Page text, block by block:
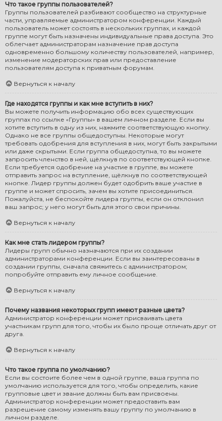
Что такое группы пользователей?
Группы пользователей разбивают сообщество на структурные
части, управляемые администратором конференции. Каждый
пользователь может состоять в нескольких группах, и каждой
группе могут быть назначены индивидуальные права доступа. Это
облегчает администраторам назначение прав доступа
одновременно большому количеству пользователей, например,
изменение модераторских прав или предоставление
пользователям доступа к приватным форумам.
Вернуться к началу
Где находятся группы и как мне вступить в них?
Вы можете получить информацию обо всех существующих
группах по ссылке «Группы» в вашем личном разделе. Если вы
хотите вступить в одну из них, нажмите соответствующую кнопку.
Однако не все группы общедоступны. Некоторые могут
требовать одобрения для вступления в них, могут быть закрытыми
или даже скрытыми. Если группа общедоступна, то вы можете
запросить членство в ней, щёлкнув по соответствующей кнопке.
Если требуется одобрение на участие в группе, вы можете
отправить запрос на вступление, щёлкнув по соответствующей
кнопке. Лидер группы должен будет одобрить ваше участие в
группе и может спросить, зачем вы хотите присоединиться.
Пожалуйста, не беспокойте лидера группы, если он отклонил
ваш запрос; у него могут быть для этого свои причины.
Вернуться к началу
Как мне стать лидером группы?
Лидеры групп обычно назначаются при их создании
администраторами конференции. Если вы заинтересованы в
создании группы, сначала свяжитесь с администратором;
попробуйте отправить ему личное сообщение.
Вернуться к началу
Почему названия некоторых групп имеют разные цвета?
Администратор конференции может присваивать цвета
участникам групп для того, чтобы их было проще отличать друг от
друга.
Вернуться к началу
Что такое группа по умолчанию?
Если вы состоите более чем в одной группе, ваша группа по
умолчанию используется для того, чтобы определить, какие
групповые цвет и звание должны быть вам присвоены.
Администратор конференции может предоставить вам
разрешение самому изменять вашу группу по умолчанию в
личном разделе.